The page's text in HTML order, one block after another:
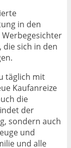
in den
sich in den
täglich mit
Kaufanreize
die
der
sondern auch
und
und alle